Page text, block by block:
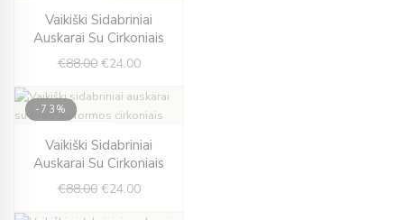
Vaikiški Sidabriniai
Auskarai Su Cirkoniais
€88.00
price
was:
€88.00.
€24.00
price
is:
€24.00.
-73%
Vaikiški Sidabriniai
Auskarai Su Cirkoniais
€88.00
price
was:
€88.00.
€24.00
price
is:
€24.00.